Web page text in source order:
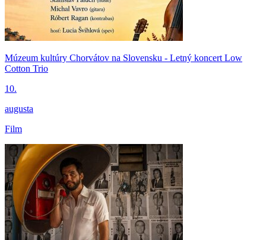
Múzeum kultúry Chorvátov na Slovensku - Letný koncert Low
Cotton Trio
10.
augusta
Film